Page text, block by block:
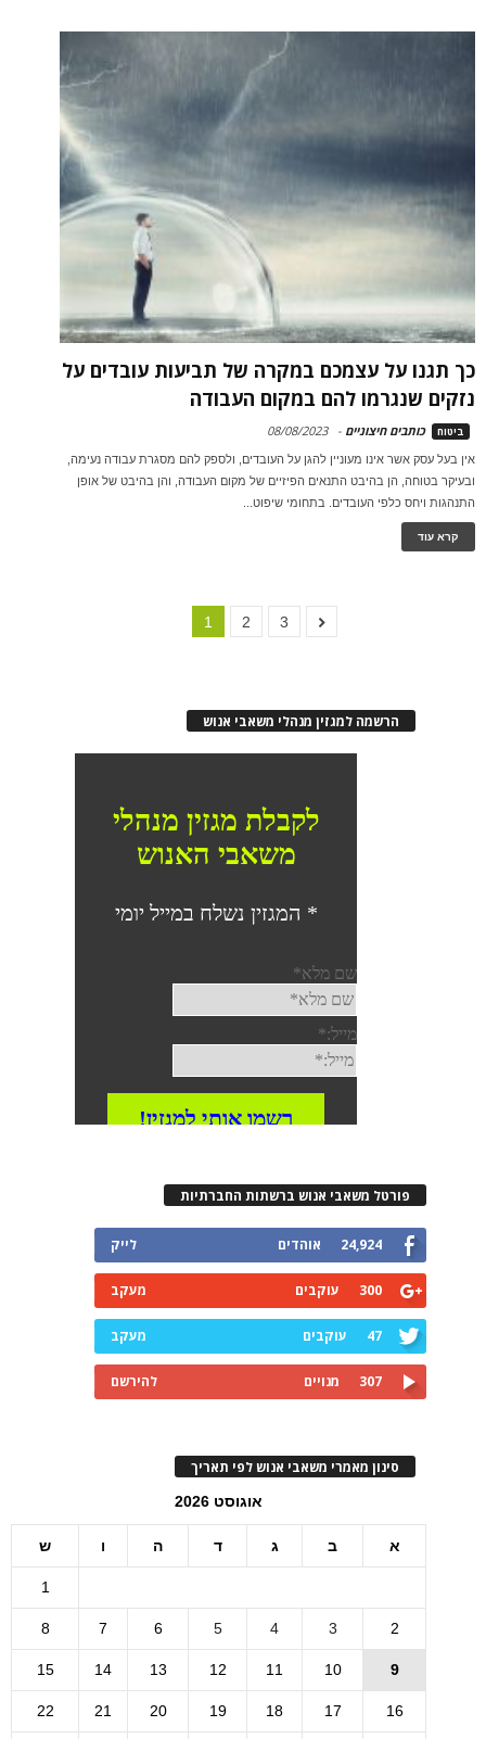
כך תגנו על עצמכם במקרה של תביעות עובדים על
נזקים שנגרמו להם במקום העבודה
ביטוח כותבים חיצוניים -
08/08/2023
אין בעל עסק אשר אינו מעוניין להגן על העובדים, ולספק להם מסגרת עבודה נעימה,
ובעיקר בטוחה, הן בהיבט התנאים הפיזיים של מקום העבודה, והן בהיבט של אופן
התנהגות ויחס כלפי העובדים. בתחומי שיפוט...
קרא עוד
1 2 3
הרשמה למגזין מנהלי משאבי אנוש
פורטל משאבי אנוש ברשתות החברתיות
24,924 אוהדים לייק
300 עוקבים מעקב
47 עוקבים מעקב
307 מנויים להירשם
סינון מאמרי משאבי אנוש לפי תאריך
אוגוסט 2026
א ב ג ד ה ו ש
1
2
3
4
5
6
7
8
9
10
11
12
13
14
15
16
17
18
19
20
21
22